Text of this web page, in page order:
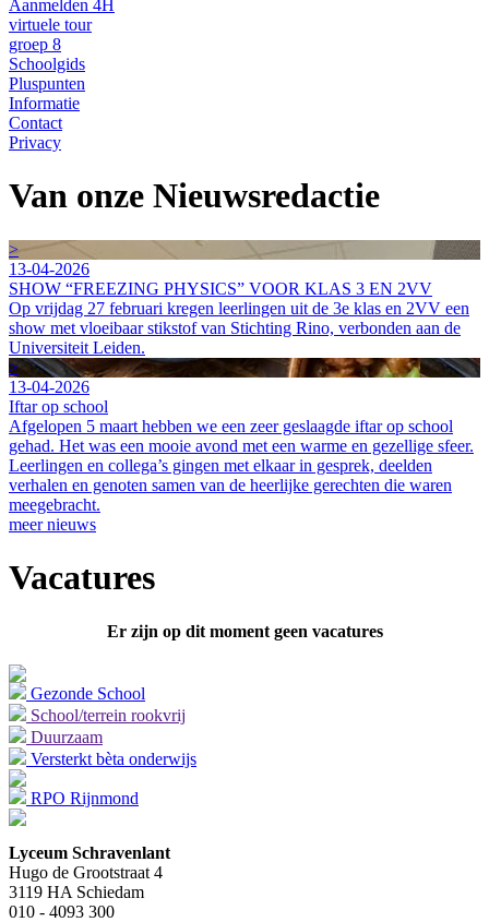
Aanmelden 4H
virtuele tour
groep 8
Schoolgids
Pluspunten
Informatie
Contact
Privacy
Van onze Nieuwsredactie
>
13-04-2026
SHOW “FREEZING PHYSICS” VOOR KLAS 3 EN 2VV
Op vrijdag 27 februari kregen leerlingen uit de 3e klas en 2VV een
show met vloeibaar stikstof van Stichting Rino, verbonden aan de
Universiteit Leiden.
>
13-04-2026
Iftar op school
Afgelopen 5 maart hebben we een zeer geslaagde iftar op school
gehad. Het was een mooie avond met een warme en gezellige sfeer.
Leerlingen en collega’s gingen met elkaar in gesprek, deelden
verhalen en genoten samen van de heerlijke gerechten die waren
meegebracht.
meer nieuws
Vacatures
Er zijn op dit moment geen vacatures
Gezonde School
School/terrein rookvrij
Duurzaam
Versterkt bèta onderwijs
RPO Rijnmond
Lyceum Schravenlant
Hugo de Grootstraat 4
3119 HA Schiedam
010 - 4093 300